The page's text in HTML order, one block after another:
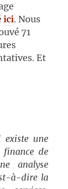
ici. Nous
71
Et
existe une
finance de
analyse
à-dire la